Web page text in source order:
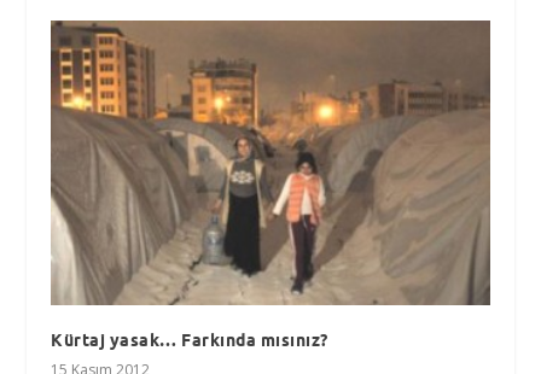
Kürtaj yasak… Farkında mısınız?
15 Kasım 2012